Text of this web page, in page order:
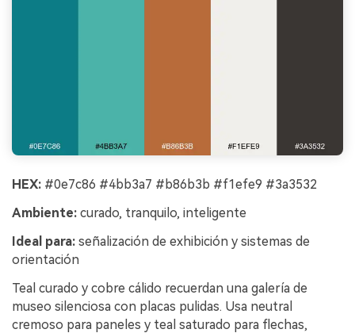
HEX: #0e7c86 #4bb3a7 #b86b3b #f1efe9 #3a3532
Ambiente: curado, tranquilo, inteligente
Ideal para: señalización de exhibición y sistemas de
orientación
Teal curado y cobre cálido recuerdan una galería de
museo silenciosa con placas pulidas. Usa neutral
cremoso para paneles y teal saturado para flechas,